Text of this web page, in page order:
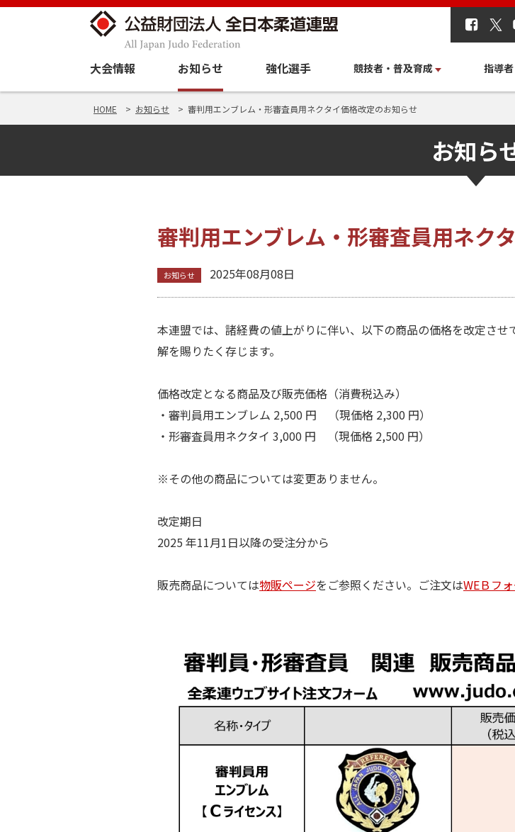
大会情報 お知らせ 強化選手 競技者・普及育成 指導
HOME お知らせ 審判用エンブレム・形審査員用ネクタイ価格改定のお知らせ
お知ら
審判用エンブレム・形審査員用ネク
お知らせ 2025年08月08日
本連盟では、諸経費の値上がりに伴い、以下の商品の価格を改定さ
解を賜りたく存じます。
価格改定となる商品及び販売価格（消費税込み）
・審判員用エンブレム 2,500 円 （現価格 2,300 円）
・形審査員用ネクタイ 3,000 円 （現価格 2,500 円）
※その他の商品については変更ありません。
改定期日
2025 年11月1日以降の受注分から
販売商品については物販ページをご参照ください。ご注文はWEＢフ